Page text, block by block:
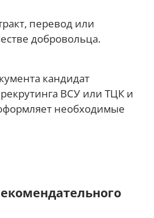
перевод или
добровольца.
кандидат
ВСУ или ТЦК и
необходимые